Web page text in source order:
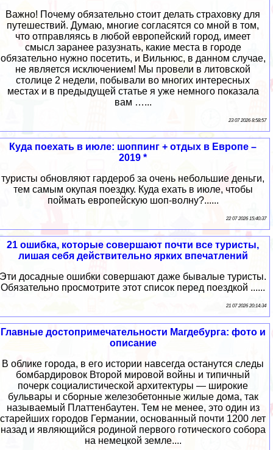
Важно! Почему обязательно стоит делать страховку для
путешествий. Думаю, многие согласятся со мной в том,
что отправляясь в любой европейский город, имеет
смысл заранее разузнать, какие места в городе
обязательно нужно посетить, и Вильнюс, в данном случае,
не является исключением! Мы провели в литовской
столице 2 недели, побывали во многих интересных
местах и в предыдущей статье я уже немного показала
вам …...
23 07 2026 8:58:57
Куда поехать в июле: шоппинг + отдых в Европе –
2019 *
туристы обновляют гардероб за очень небольшие деньги,
тем самым окупая поездку. Куда ехать в июле, чтобы
поймать европейскую шоп-волну?......
22 07 2026 15:40:37
21 ошибка, которые совершают почти все туристы,
лишая себя действительно ярких впечатлений
Эти досадные ошибки совершают даже бывалые туристы.
Обязательно просмотрите этот список перед поездкой ......
21 07 2026 20:14:34
Главные достопримечательности Магдебурга: фото и
описание
В облике города, в его истории навсегда останутся следы
бомбардировок Второй мировой войны и типичный
почерк социалистической архитектуры — широкие
бульвары и сборные железобетонные жилые дома, так
называемый Платтенбаутен. Тем не менее, это один из
старейших городов Германии, основанный почти 1200 лет
назад и являющийся родиной первого готического собора
на немецкой земле....